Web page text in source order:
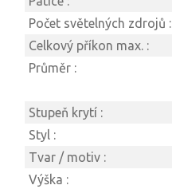
Počet světelných zdrojů :
Celkový příkon max. :
Průměr :
Stupeň krytí :
Styl :
Tvar / motiv :
Výška :